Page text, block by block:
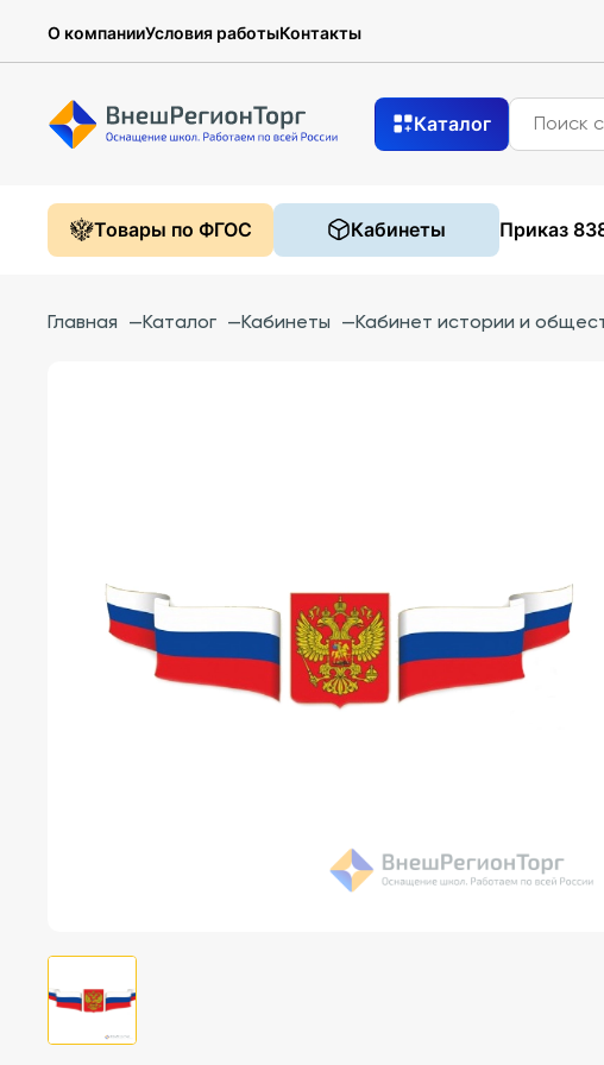
О компанииУсловия работыКонтакты
Каталог
Товары по ФГОС Кабинеты Приказ
Главная —Каталог —Кабинеты —Кабинет истории и